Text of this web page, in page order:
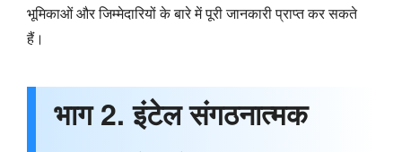
भूमिकाओं और जिम्मेदारियों के बारे में पूरी जानकारी प्राप्त कर सकते
हैं।
भाग 2. इंटेल संगठनात्मक